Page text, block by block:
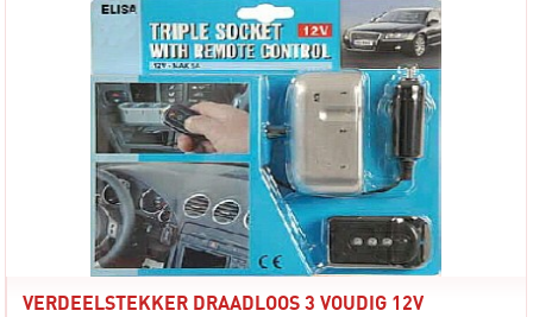
VERDEELSTEKKER DRAADLOOS 3 VOUDIG 12V